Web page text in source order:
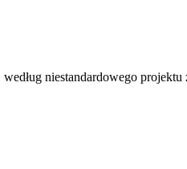
niestandardowego